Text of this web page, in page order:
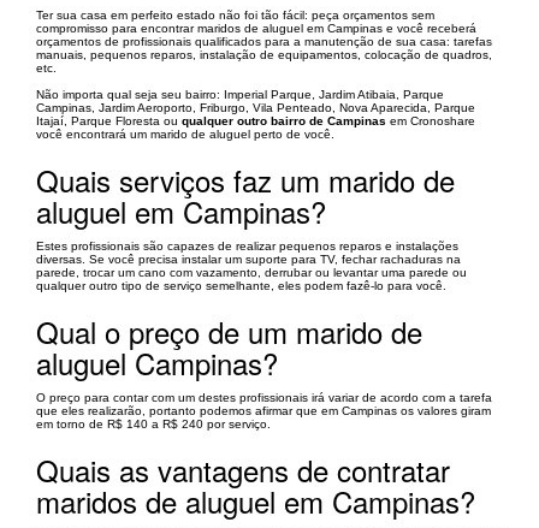
Ter sua casa em perfeito estado não foi tão fácil: peça orçamentos sem
compromisso para encontrar maridos de aluguel em Campinas e você receberá
orçamentos de profissionais qualificados para a manutenção de sua casa: tarefas
manuais, pequenos reparos, instalação de equipamentos, colocação de quadros,
etc.
Não importa qual seja seu bairro: Imperial Parque, Jardim Atibaia, Parque
Campinas, Jardim Aeroporto, Friburgo, Vila Penteado, Nova Aparecida, Parque
Itajaí, Parque Floresta ou qualquer outro bairro de Campinas em Cronoshare
você encontrará um marido de aluguel perto de você.
Quais serviços faz um marido de
aluguel em Campinas?
Estes profissionais são capazes de realizar pequenos reparos e instalações
diversas. Se você precisa instalar um suporte para TV, fechar rachaduras na
parede, trocar um cano com vazamento, derrubar ou levantar uma parede ou
qualquer outro tipo de serviço semelhante, eles podem fazê-lo para você.
Qual o preço de um marido de
aluguel Campinas?
O preço para contar com um destes profissionais irá variar de acordo com a tarefa
que eles realizarão, portanto podemos afirmar que em Campinas os valores giram
em torno de R$ 140 a R$ 240 por serviço.
Quais as vantagens de contratar
maridos de aluguel em Campinas?